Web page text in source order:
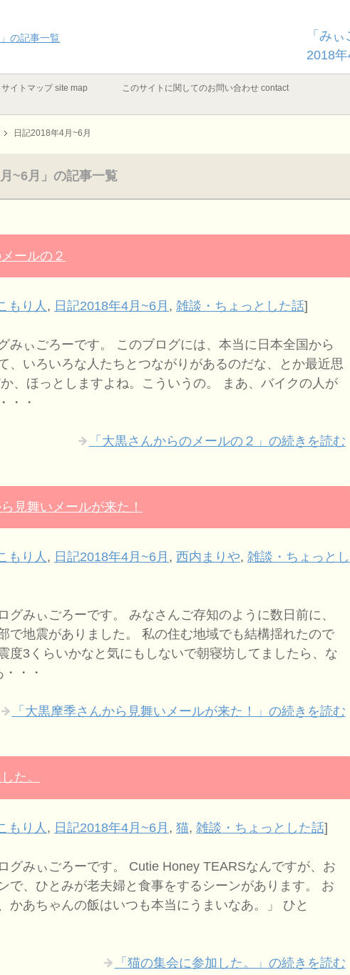
の記事一覧
「み
2018
サイトマップ site map このサイトに関してのお問い合わせ contact
日記2018年4月~6月
月~6月」の記事一覧
ールの２
もり人 , 日記2018年4月~6月 , 雑談・ちょっとした話]
みぃごろーです。 このブログには、本当に日本全国から
、いろいろな人たちとつながりがあるのだな、とか最近思
、ほっとしますよね。こういうの。 まあ、バイクの人が
・・
「大黒さんからのメールの２」の続きを読む
見舞いメールが来た！
もり人 , 日記2018年4月~6月 , 西内まりや, 雑談・ちょっとし
グみぃごろーです。 みなさんご存知のように数日前に、
で地震がありました。 私の住む地域でも結構揺れたので
度3くらいかなと気にもしないで朝寝坊してましたら、な
・・
「大黒摩季さんから見舞いメールが来た！」の続きを読む
た。
もり人 , 日記2018年4月~6月 , 猫, 雑談・ちょっとした話]
グみぃごろーです。 Cutie Honey TEARSなんですが、お
で、ひとみが老夫婦と食事をするシーンがあります。 お
かあちゃんの飯はいつも本当にうまいなあ。」 ひと
「猫の集会に参加した。」の続きを読む